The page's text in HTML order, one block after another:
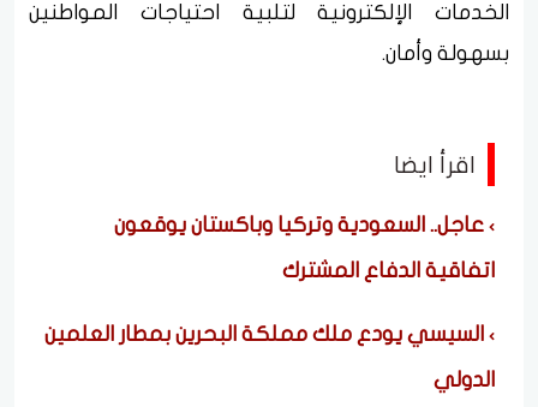
الخدمات الإلكترونية لتلبية احتياجات المواطنين
بسهولة وأمان.
اقرأ ايضا
عاجل.. السعودية وتركيا وباكستان يوقعون
اتفاقية الدفاع المشترك
السيسي يودع ملك مملكة البحرين بمطار العلمين
الدولي